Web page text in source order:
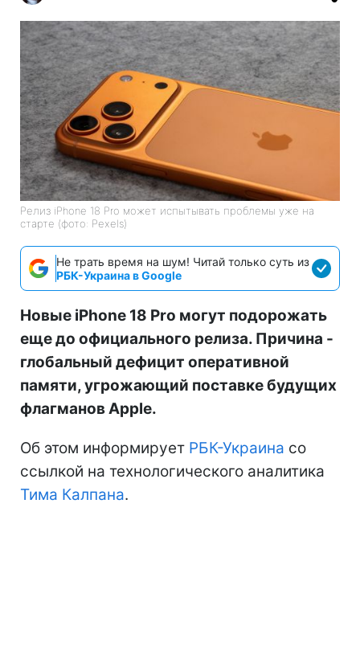
Релиз iPhone 18 Pro может испытывать проблемы уже на
старте (фото: Pexels)
Не трать время на шум! Читай только суть из
РБК-Украина в Google
Новые iPhone 18 Pro могут подорожать
еще до официального релиза. Причина -
глобальный дефицит оперативной
памяти, угрожающий поставке будущих
флагманов Apple.
Об этом информирует РБК-Украина со
ссылкой на технологического аналитика
Тима Калпана.